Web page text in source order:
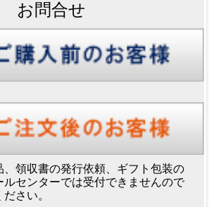
お問合せ
、領収書の発行依頼、ギフト包装の
ルセンターでは受付できませんので
さい。